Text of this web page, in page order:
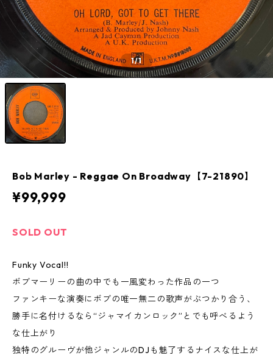
1/1
Bob Marley - Reggae On Broadway【7-21890】
¥99,999
SOLD OUT
Funky Vocal!!
ボブマーリーの曲の中でも一風変わった作品の一つ
ファンキーな演奏にボブの唯一無二の歌声がぶつかり合う、
勝手に名付けるなら“ジャマイカンロック”とでも呼べるよう
な仕上がり
独特のグルーヴが他ジャンルのDJも魅了するナイスな仕上が